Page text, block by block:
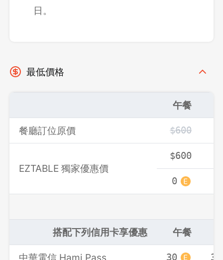
日。
最低價格
午餐
餐廳訂位原價 $600
EZTABLE 獨家優惠價
$600
0
搭配下列信用卡享優惠 午餐
中華電信 Hami Pass 30 30